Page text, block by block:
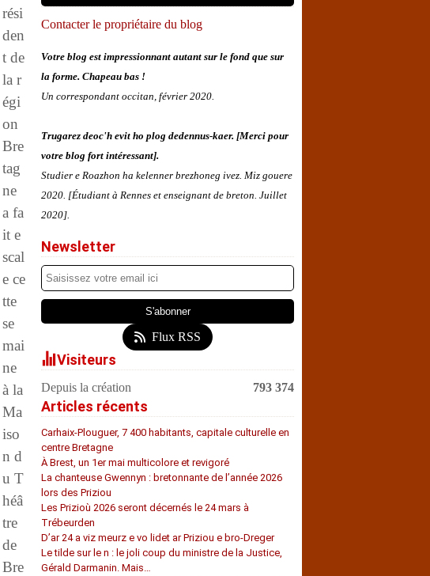
rési
den
t de
la r
égi
on
Bre
tag
ne
a fa
it e
scal
e ce
tte
se
mai
ne
à la
Ma
iso
n d
u T
héâ
tre
de
Bre
Contacter le propriétaire du blog
Votre blog est impressionnant autant sur le fond que sur
la forme. Chapeau bas !
Un correspondant occitan, février 2020.
Trugarez deoc'h evit ho plog dedennus-kaer. [Merci pour
votre blog fort intéressant].
Studier e Roazhon ha kelenner brezhoneg ivez. Miz gouere
2020. [Étudiant à Rennes et enseignant de breton. Juillet
2020].
Newsletter
Flux RSS
Visiteurs
Depuis la création 793 374
Articles récents
Carhaix-Plouguer, 7 400 habitants, capitale culturelle en
centre Bretagne
À Brest, un 1er mai multicolore et revigoré
La chanteuse Gwennyn : bretonnante de l’année 2026
lors des Priziou
Les Prizioù 2026 seront décernés le 24 mars à
Trébeurden
D’ar 24 a viz meurz e vo lidet ar Priziou e bro-Dreger
Le tilde sur le n : le joli coup du ministre de la Justice,
Gérald Darmanin. Mais…